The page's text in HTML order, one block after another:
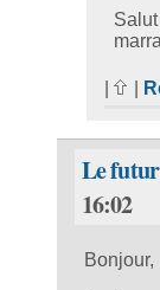
|
Le
16:02
Bonjour,